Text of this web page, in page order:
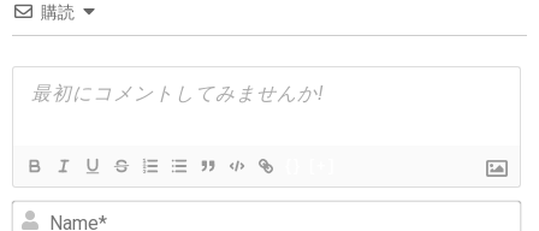
ー
シ
ョ
購読